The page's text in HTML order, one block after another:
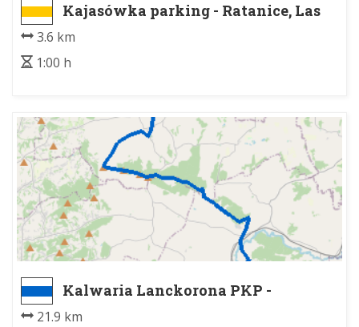
Kajasówka parking - Ratanice, Las
Bagno
3.6 km
1:00 h
Kalwaria Lanckorona PKP -
21.9 km